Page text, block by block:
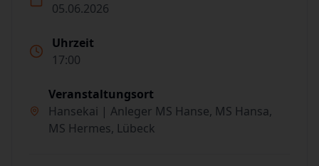
05.06.2026
Uhrzeit
17:00
Veranstaltungsort
Hansekai | Anleger MS Hanse, MS Hansa,
MS Hermes, Lübeck